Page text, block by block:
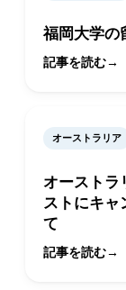
福岡大学の
記事を読む
オーストラリア
オースト
ストにキャ
て
記事を読む